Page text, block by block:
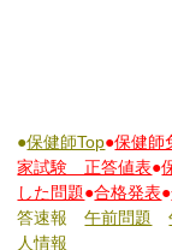
●保健師Top●保健師
家試験 正答値表●
した問題●合格発表●
答速報午前問題
人情報